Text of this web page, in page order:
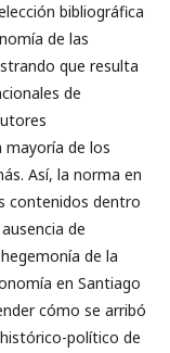
bibliográfica
de las
que resulta
de
mayoría de los
Así, la norma en
contenidos dentro
de
de la
en Santiago
cómo se arribó
político de